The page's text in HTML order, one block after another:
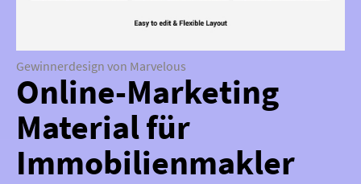
Gewinnerdesign von Marvelous
Online-Marketing
Material für
Immobilienmakler